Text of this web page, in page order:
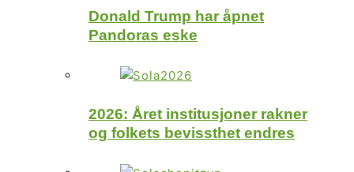
Donald Trump har åpnet
Pandoras eske
2026: Året institusjoner rakner
og folkets bevissthet endres